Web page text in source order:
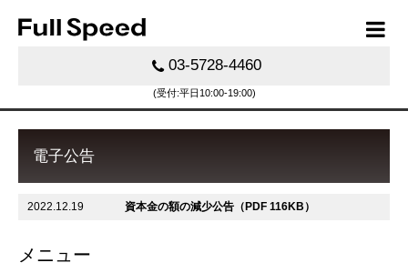
03-5728-4460
(受付:平日10:00-19:00)
電子公告
2022.12.19 資本金の額の減少公告（PDF 116KB）
メニュー